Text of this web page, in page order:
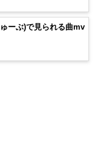
ーぶ)で見られる曲mv